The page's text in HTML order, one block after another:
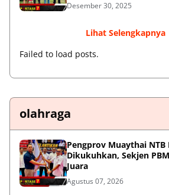
Desember 30, 2025
Lihat Selengkapnya
Failed to load posts.
olahraga
Pengprov Muaythai NTB
Dikukuhkan, Sekjen
Juara
Agustus 07, 2026